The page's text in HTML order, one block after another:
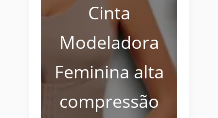
Cinta
Modeladora
Feminina alta
compressão